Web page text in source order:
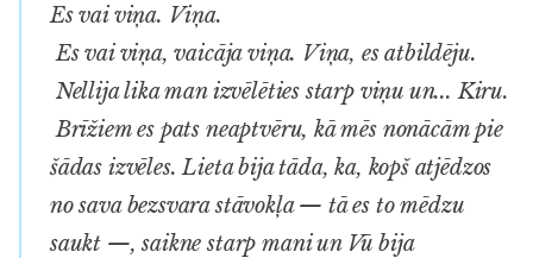
Es vai viņa. Viņa.
Es vai viņa, vaicāja viņa. Viņa, es atbildēju.
Nellija lika man izvēlēties starp viņu un... Kiru.
Brīžiem es pats neaptvēru, kā mēs nonācām pie
šādas izvēles. Lieta bija tāda, ka, kopš atjēdzos
no sava bezsvara stāvokļa — tā es to mēdzu
saukt —, saikne starp mani un Vū bija